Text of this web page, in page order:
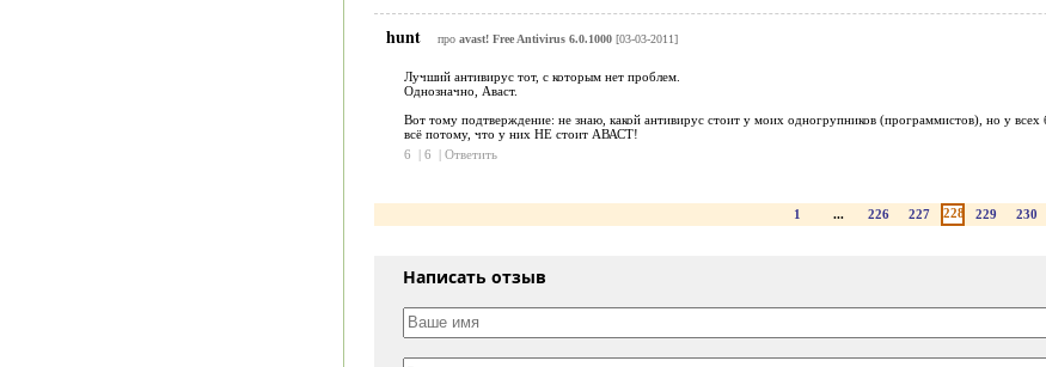
hunt про avast! Free Antivirus 6.0.1000[03-03-2011]
Лучший антивирус тот, с которым нет проблем.
Однозначно, Аваст.
Вот тому подтверждение: не знаю, какой антивирус стоит у моих одногрупников (программистов), но у
всё потому, что у них НЕ стоит АВАСТ!
6
| 6 | Ответить
1 ... 226 227 228 229 230
Написать отзыв